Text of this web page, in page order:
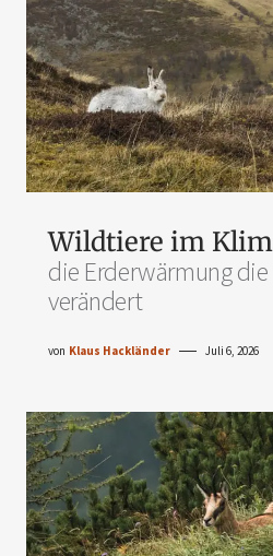
Wildtiere im
die Erderwärmung
verändert
von Klaus Hackländer Juli 6, 2026